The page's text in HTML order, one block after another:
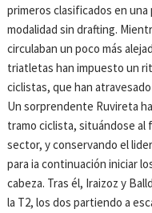
primeros clasificados en
modalidad sin drafting.
circulaban un poco más
triatletas han impuesto un
ciclistas, que han
Un sorprendente Ruvireta
tramo ciclista, situándose al
sector, y conservando el
para ia continuación iniciar
cabeza. Tras él, Iraizoz y
la T2, los dos partiendo a